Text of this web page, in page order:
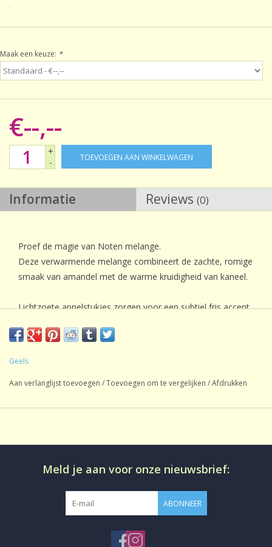
Sale!
Laatste kans!
Maak een keuze: *
€--,--
+
-
TOEVOEGEN AAN WINKELWAGEN
Informatie Reviews (0)
Proef de magie van Noten melange.
Deze verwarmende melange combineert de zachte, romige
smaak van amandel met de warme kruidigheid van kaneel.
Lichtzoete appelstukjes zorgen voor een subtiel fris accent,
je glas.
bietenstukjes.
Geels
Aan verlanglijst toevoegen /Toevoegen om te vergelijken /Afdrukken
Meld je aan voor onze nieuwsbrief:
ABONNEER